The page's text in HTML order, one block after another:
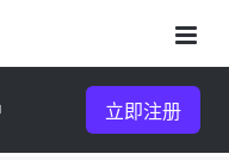
立即注册